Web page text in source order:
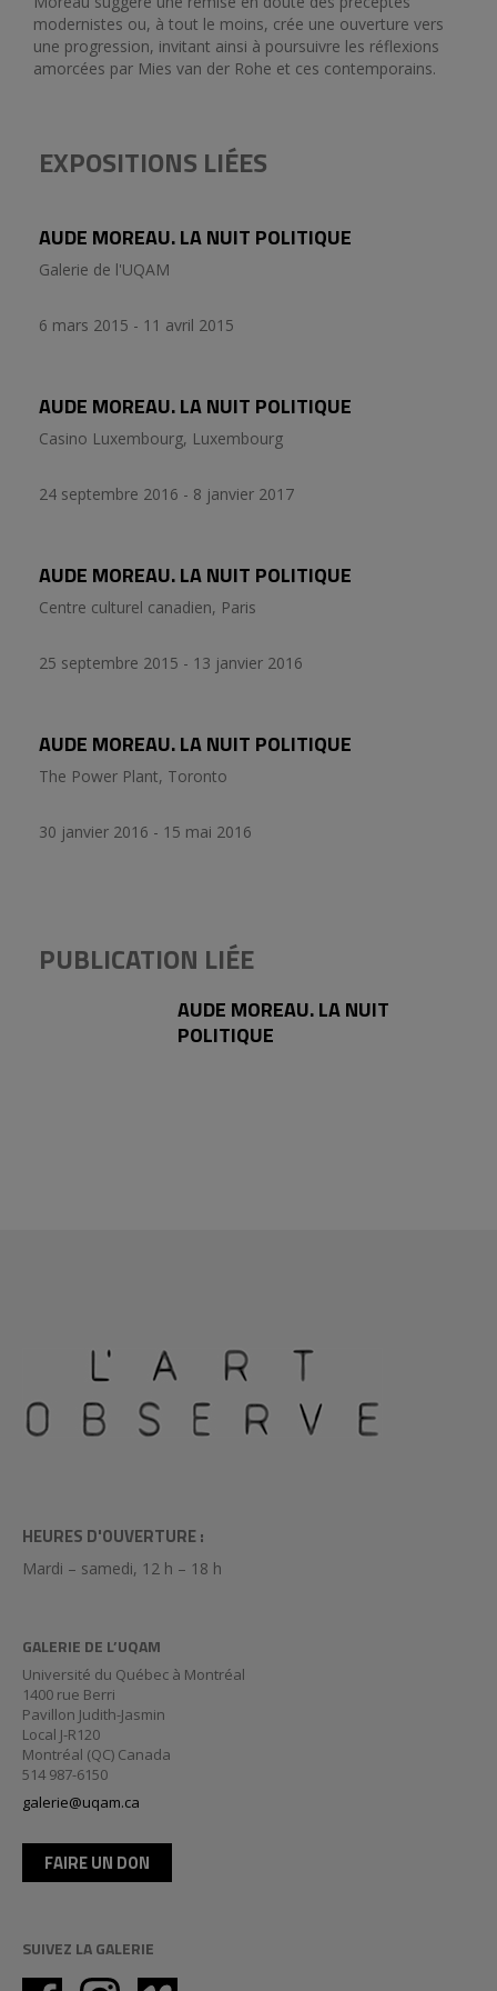
modernistes ou, à tout le moins, crée une ouverture vers
une progression, invitant ainsi à poursuivre les réflexions
amorcées par Mies van der Rohe et ces contemporains.
EXPOSITIONS LIÉES
AUDE MOREAU. LA NUIT POLITIQUE
Galerie de l'UQAM
6 mars 2015 - 11 avril 2015
AUDE MOREAU. LA NUIT POLITIQUE
Casino Luxembourg, Luxembourg
24 septembre 2016 - 8 janvier 2017
AUDE MOREAU. LA NUIT POLITIQUE
Centre culturel canadien, Paris
25 septembre 2015 - 13 janvier 2016
AUDE MOREAU. LA NUIT POLITIQUE
The Power Plant, Toronto
30 janvier 2016 - 15 mai 2016
PUBLICATION LIÉE
AUDE MOREAU. LA NUIT
POLITIQUE
HEURES D'OUVERTURE :
Mardi – samedi, 12 h – 18 h
GALERIE DE L’UQAM
Université du Québec à Montréal
1400 rue Berri
Pavillon Judith-Jasmin
Local J-R120
Montréal (QC) Canada
514 987-6150
galerie@uqam.ca
FAIRE UN DON
SUIVEZ LA GALERIE